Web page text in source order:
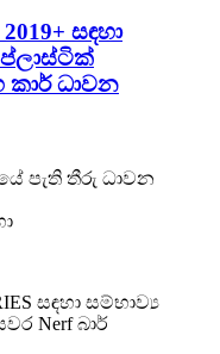
සඳහා
ධාවන
පැති තීරු ධාවන